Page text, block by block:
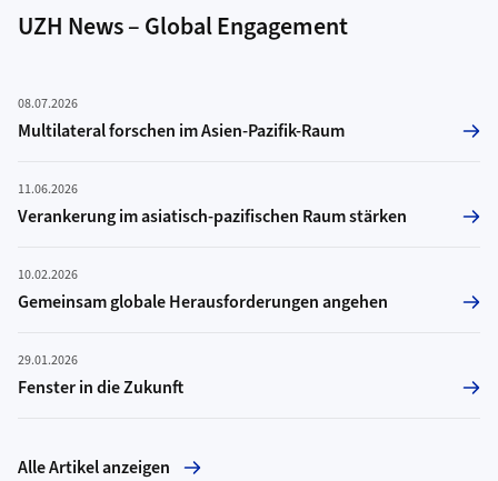
UZH News – Global Engagement
08.07.2026
Multilateral forschen im Asien-Pazifik-Raum
11.06.2026
Verankerung im asiatisch-pazifischen Raum stärken
10.02.2026
Gemeinsam globale Herausforderungen angehen
29.01.2026
Fenster in die Zukunft
Alle Artikel anzeigen